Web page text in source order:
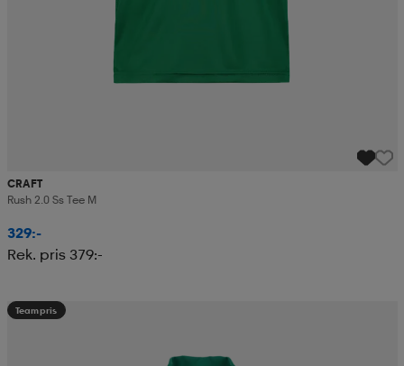
CRAFT
Rush 2.0 Ss Tee M
329:-
Rek. pris 379:-
Teampris